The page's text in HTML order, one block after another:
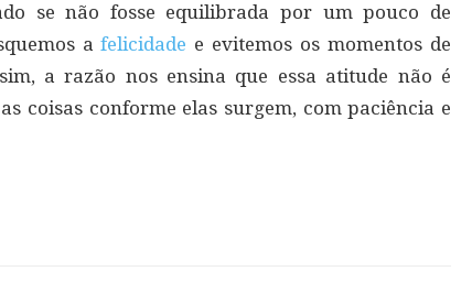
se não fosse equilibrada por um pouco de
afelicidade e evitemos os momentos de
a razão nos ensina que essa atitude não é
coisas conforme elas surgem, com paciência e